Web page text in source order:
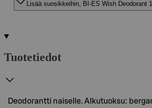
Lisää suosikkeihin, BI-ES Wish Deodorant
Tuotetiedot
Deodorantti naiselle. Alkutuoksu: